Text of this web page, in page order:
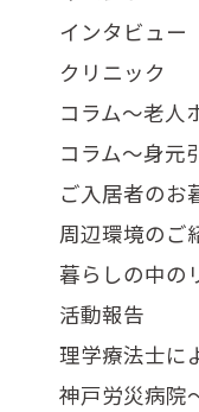
インタビュー
クリニック
コラム～老人
コラム～身元
ご入居者のお
周辺環境のご
暮らしの中の
活動報告
理学療法士に
神戸労災病院